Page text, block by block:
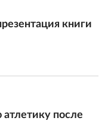
книги
после